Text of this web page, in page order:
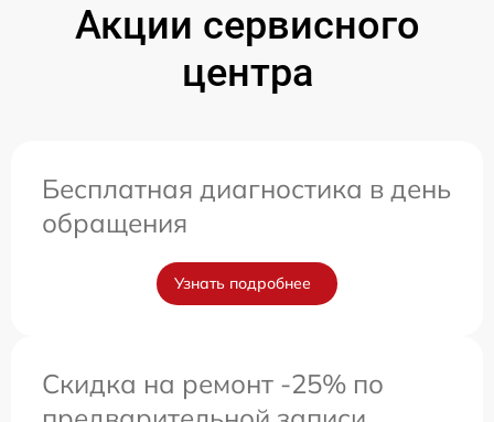
Акции сервисного
центра
Бесплатная диагностика в день
обращения
Узнать подробнее
Скидка на ремонт -25% по